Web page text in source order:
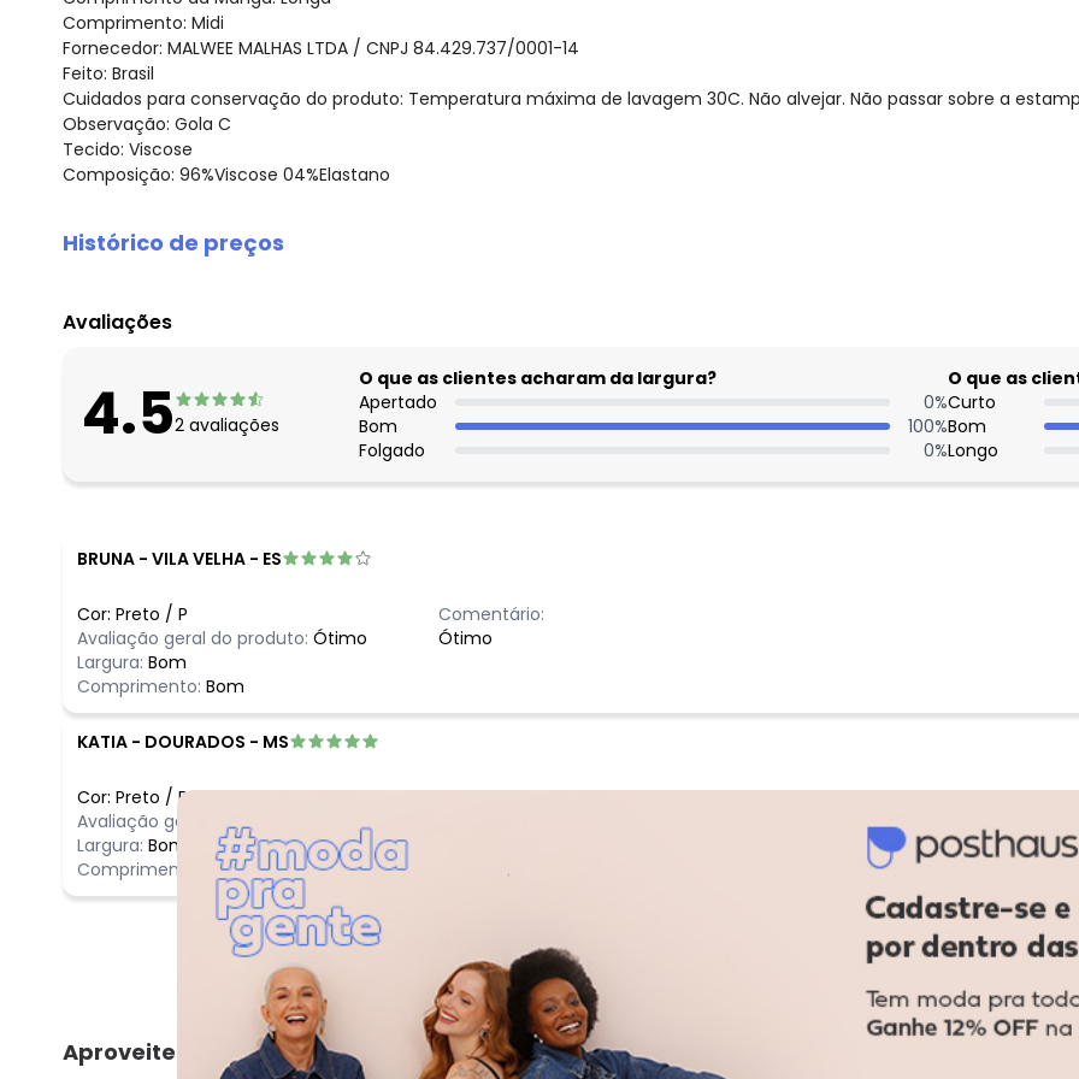
Comprimento: Midi
Fornecedor: MALWEE MALHAS LTDA / CNPJ 84.429.737/0001-14
Feito: Brasil
Cuidados para conservação do produto: Temperatura máxima de lavagem 30C. Não alvejar. Não passar sobre a
Observação: Gola C
Tecido: Viscose
Composição: 96%Viscose 04%Elastano
Histórico de preços
agosto/2026
maio/2026
abril/2026
fevereiro/2026
Avaliações
4.52 avaliações
O que as clientes acharam da largura?
Apertado
0%
Bom
100%
Folgado
0%
O que as
Curto
Bom
Longo
BRUNA - VILA VELHA - ES
Cor: Preto / P
Avaliação geral do produto: Ótimo
Largura: Bom
Comprimento: Bom
Comentário:
Ótimo
KATIA - DOURADOS - MS
Cor: Preto /PP
Avaliação geral do produto:
Incrível
Largura: Bom
Comprimento:
Bom
Comentário:
Ver todas as avaliações
Aproveite e compre junto